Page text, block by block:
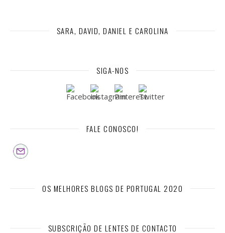
SARA, DAVID, DANIEL E CAROLINA
SIGA-NOS
FALE CONOSCO!
OS MELHORES BLOGS DE PORTUGAL 2020
SUBSCRIÇÃO DE LENTES DE CONTACTO